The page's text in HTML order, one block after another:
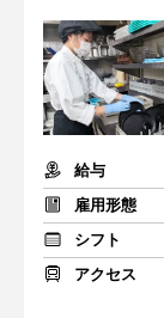
給与
雇用形態
シフト
アクセス